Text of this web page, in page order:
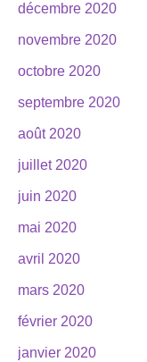
décembre 2020
novembre 2020
octobre 2020
septembre 2020
août 2020
juillet 2020
juin 2020
mai 2020
avril 2020
mars 2020
février 2020
janvier 2020